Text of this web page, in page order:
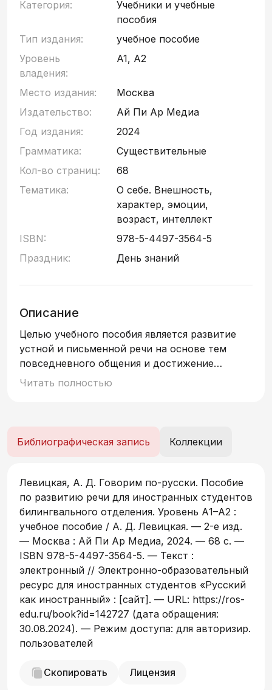
Категория:
Учебники и учебные
пособия
Тип издания:
учебное пособие
Уровень
владения:
A1, A2
Место издания:
Москва
Издательство:
Ай Пи Ар Медиа
Год издания:
2024
Грамматика:
Существительные
Кол-во страниц:
68
Тематика:
О себе. Внешность,
характер, эмоции,
возраст, интеллект
ISBN:
978-5-4497-3564-5
Праздник:
День знаний
Описание
Целью учебного пособия является развитие
устной и письменной речи на основе тем
повседневного общения и достижение
коммуникативной компетенции в рамках
строить связные высказывания на различные
темы. Учебное пособие адресовано
(уровни А1–А2), проходящим обучение на
билингвальных отделениях медицинских
вузов.
Читать полностью
Библиографическая запись Коллекции
Левицкая, А. Д. Говорим по-русски. Пособие
по развитию речи для иностранных студентов
билингвального отделения. Уровень А1–А2 :
учебное пособие / А. Д. Левицкая. — 2-е изд.
— Москва : Ай Пи Ар Медиа, 2024. — 68 c. —
ISBN 978-5-4497-3564-5. — Текст :
электронный // Электронно-образовательный
ресурс для иностранных студентов «Русский
как иностранный» : [сайт]. — URL: https://ros-
edu.ru/book?id=142727 (дата обращения:
30.08.2024). — Режим доступа: для авторизир.
пользователей
Скопировать Лицензия